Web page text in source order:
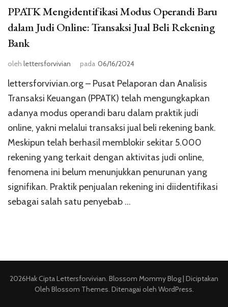
PPATK Mengidentifikasi Modus Operandi Baru
dalam Judi Online: Transaksi Jual Beli Rekening
Bank
oleh lettersforvivian pada 06/16/2024
lettersforvivian.org – Pusat Pelaporan dan Analisis
Transaksi Keuangan (PPATK) telah mengungkapkan
adanya modus operandi baru dalam praktik judi
online, yakni melalui transaksi jual beli rekening bank.
Meskipun telah berhasil memblokir sekitar 5.000
rekening yang terkait dengan aktivitas judi online,
fenomena ini belum menunjukkan penurunan yang
signifikan. Praktik penjualan rekening ini diidentifikasi
sebagai salah satu penyebab …
2026Hak CiptaLettersforvivian. Blossom Mommy Blog | Diciptakan
Oleh Blossom Themes. Ditenagai oleh WordPress.